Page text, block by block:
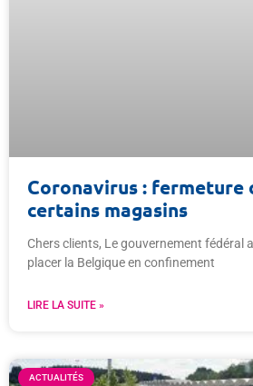
Coronavirus :
certains magasins
Chers clients, Le gouvernement fédéral
placer la Belgique en confinement
LIRE LA SUITE »
ACTUALITÉS